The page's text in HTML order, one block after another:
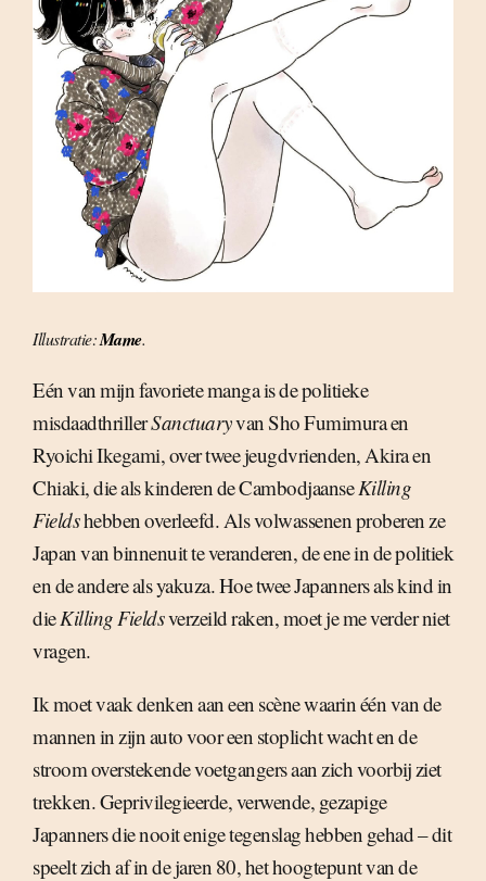
Illustratie:Mame.
Eén van mijn favoriete manga is de politieke
misdaadthrillerSanctuaryvan Sho Fumimura en
Ryoichi Ikegami, over twee jeugdvrienden, Akira en
Chiaki, die als kinderen de CambodjaanseKilling
Fieldshebben overleefd. Als volwassenen proberen ze
Japan van binnenuit te veranderen, de ene in de politiek
en de andere als yakuza. Hoe twee Japanners als kind in
dieKilling Fieldsverzeild raken, moet je me verder niet
vragen.
Ik moet vaak denken aan een scène waarin één van de
mannen in zijn auto voor een stoplicht wacht en de
stroom overstekende voetgangers aan zich voorbij ziet
trekken. Geprivilegieerde, verwende, gezapige
Japanners die nooit enige tegenslag hebben gehad – dit
speelt zich af in de jaren 80, het hoogtepunt van de